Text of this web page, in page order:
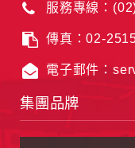
服務專線：
傳真：02-
電子郵件：
集團品牌